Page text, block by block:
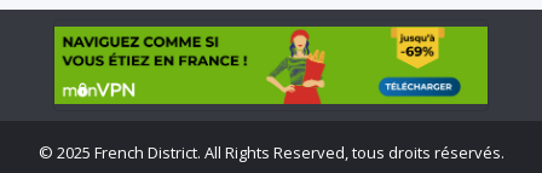
© 2025 French District. All Rights Reserved, tous droits réservés.